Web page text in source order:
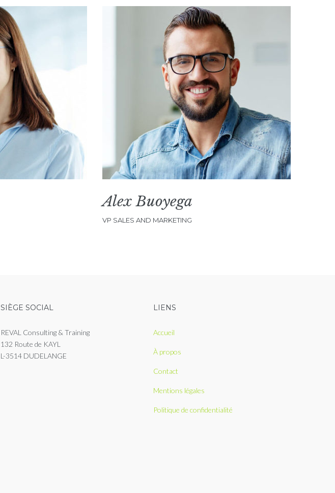
Alex Buoyega
VP SALES AND MARKETING
SIÈGE SOCIAL
REVAL Consulting & Training
132 Route de KAYL
L-3514 DUDELANGE
LIENS
Accueil
À propos
Contact
Mentions légales
Politique de confidentialité